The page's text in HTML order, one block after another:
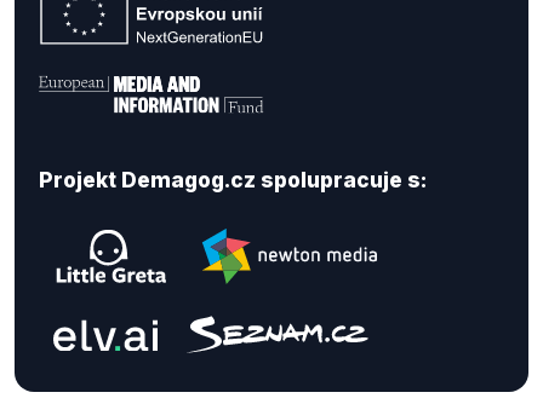
Projekt Demagog.cz spolupracuje s: